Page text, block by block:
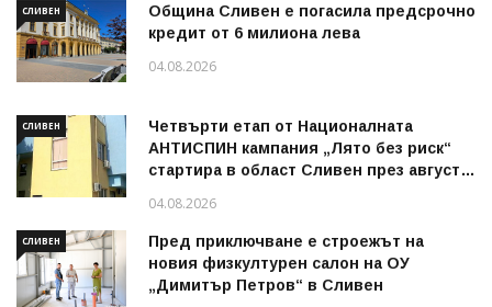
СЛИВЕН
Община Сливен е погасила предсрочно
кредит от 6 милиона лева
04.08.2026
СЛИВЕН
Четвърти етап от Националната
АНТИСПИН кампания „Лято без риск“
стартира в област Сливен през август
04.08.2026
СЛИВЕН
Пред приключване е строежът на
новия физкултурен салон на ОУ
„Димитър Петров“ в Сливен